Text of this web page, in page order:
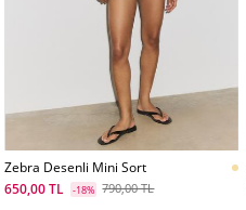
Zebra Desenli Mini Sort
650,00 TL
-18% 790,00 TL